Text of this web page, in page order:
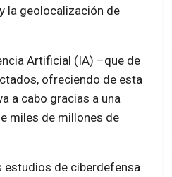
la geolocalización de
Artificial (IA) –que de
ofreciendo de esta
a cabo gracias a una
miles de millones de
estudios de ciberdefensa